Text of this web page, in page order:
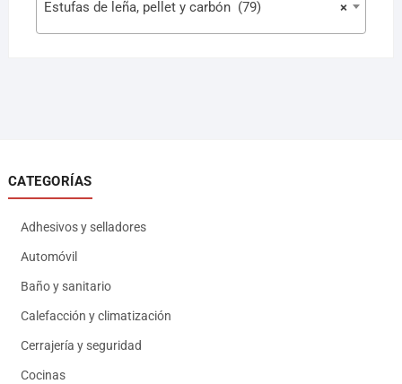
×
Estufas de leña, pellet y carbón (79)
CATEGORÍAS
Adhesivos y selladores
Automóvil
Baño y sanitario
Calefacción y climatización
Cerrajería y seguridad
Cocinas